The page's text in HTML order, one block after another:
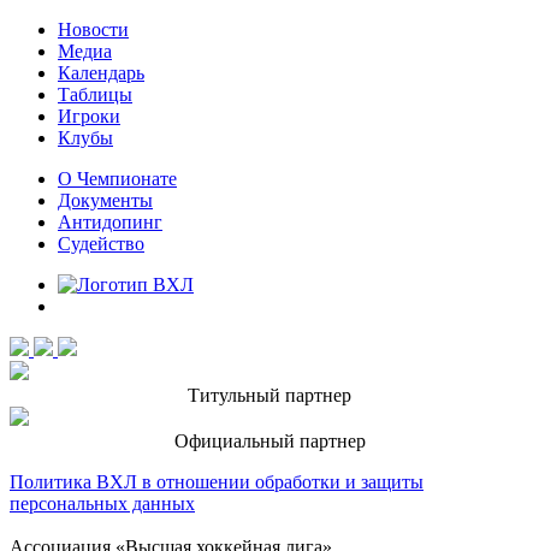
Новости
Медиа
Календарь
Таблицы
Игроки
Клубы
О Чемпионате
Документы
Антидопинг
Судейство
Титульный партнер
Официальный партнер
Политика ВХЛ в отношении обработки и защиты
персональных данных
Ассоциация «Высшая хоккейная лига»